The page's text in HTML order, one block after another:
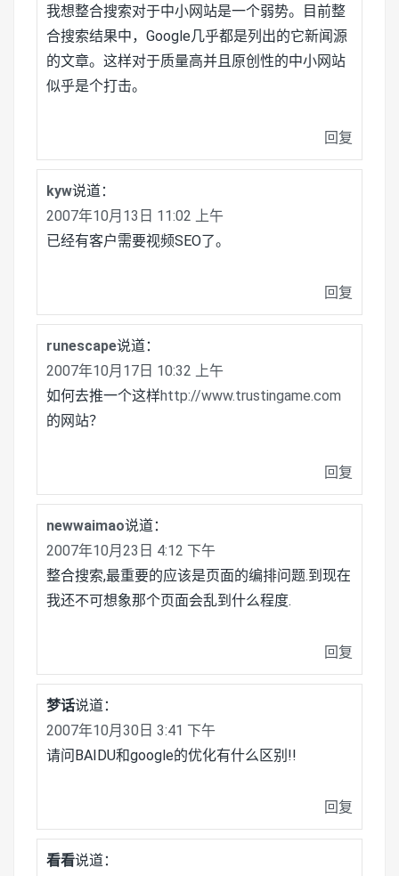
我想整合搜索对于中小网站是一个弱势。目前整
合搜索结果中，Google几乎都是列出的它新闻源
的文章。这样对于质量高并且原创性的中小网站
似乎是个打击。
回复
kyw说道：
2007年10月13日 11:02 上午
已经有客户需要视频SEO了。
回复
runescape说道：
2007年10月17日 10:32 上午
如何去推一个这样http://www.trustingame.com
的网站？
回复
newwaimao说道：
2007年10月23日 4:12 下午
整合搜索,最重要的应该是页面的编排问题.到现在
我还不可想象那个页面会乱到什么程度.
回复
梦话说道：
2007年10月30日 3:41 下午
请问BAIDU和google的优化有什么区别!!
回复
看看说道：